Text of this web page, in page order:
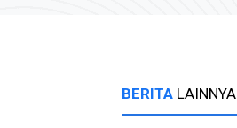
BERITA LAINNYA